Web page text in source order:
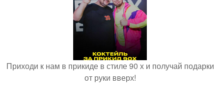
Приходи к нам в прикиде в стиле 90 х и получай подарки
от руки вверх!